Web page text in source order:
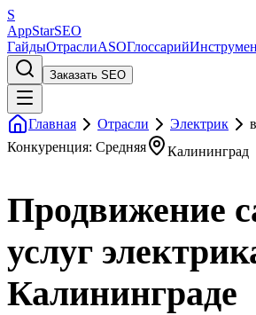
S
AppStarSEO
ГайдыОтраслиASOГлоссарий
Заказать SEO
Главная Отрасли Электрик
Конкуренция: Средняя
Калининград
Продвижение
услуг
Калининграде